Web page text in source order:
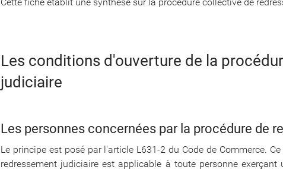
Les conditions d'ouverture de la
judiciaire
Les personnes concernées par la procédure de
Le principe est posé par l'article L631-2 du Code de Commerce.
redressement judiciaire est applicable à toute personne